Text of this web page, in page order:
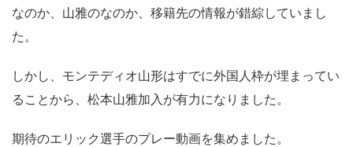
なのか、山雅のなのか、移籍先の情報が錯綜していまし
た。
しかし、モンテディオ山形はすでに外国人枠が埋まってい
ることから、松本山雅加入が有力になりました。
期待のエリック選手のプレー動画を集めました。